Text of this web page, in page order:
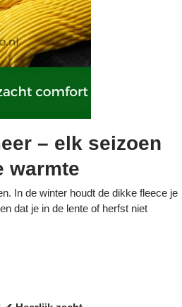
– elk seizoen
warmte
In de winter houdt de dikke fleece je
dat je in de lente of herfst niet